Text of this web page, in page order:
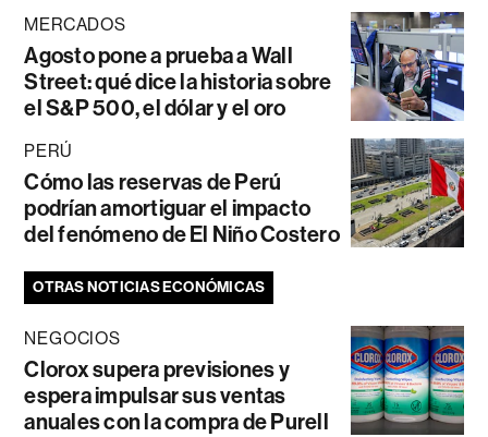
MERCADOS
Agosto pone a prueba a Wall
Street: qué dice la historia sobre
el S&P 500, el dólar y el oro
PERÚ
Cómo las reservas de Perú
podrían amortiguar el impacto
del fenómeno de El Niño Costero
OTRAS NOTICIAS ECONÓMICAS
NEGOCIOS
Clorox supera previsiones y
espera impulsar sus ventas
anuales con la compra de Purell